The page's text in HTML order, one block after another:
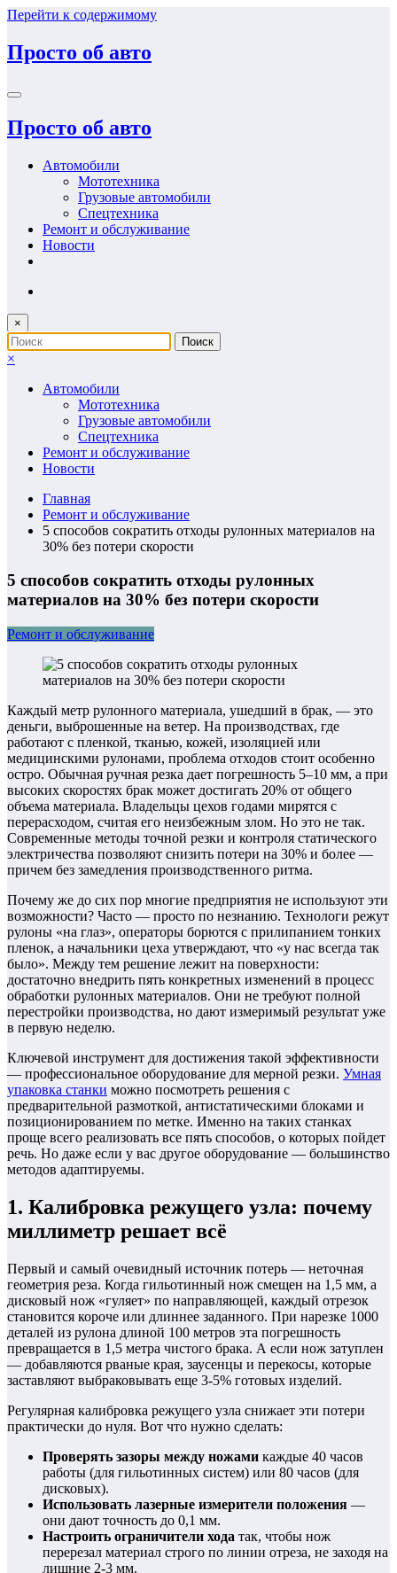
Перейти к содержимому
Просто об авто
Просто об авто
Автомобили
Мототехника
Грузовые автомобили
Спецтехника
Ремонт и обслуживание
Новости
×
×
Автомобили
Мототехника
Грузовые автомобили
Спецтехника
Ремонт и обслуживание
Новости
Главная
Ремонт и обслуживание
5 способов сократить отходы рулонных материалов на
30% без потери скорости
5 способов сократить отходы рулонных
материалов на 30% без потери скорости
Ремонт и обслуживание
Каждый метр рулонного материала, ушедший в брак, — это
деньги, выброшенные на ветер. На производствах, где
работают с пленкой, тканью, кожей, изоляцией или
медицинскими рулонами, проблема отходов стоит особенно
остро. Обычная ручная резка дает погрешность 5–10 мм, а при
высоких скоростях брак может достигать 20% от общего
объема материала. Владельцы цехов годами мирятся с
перерасходом, считая его неизбежным злом. Но это не так.
Современные методы точной резки и контроля статического
электричества позволяют снизить потери на 30% и более —
причем без замедления производственного ритма.
Почему же до сих пор многие предприятия не используют эти
возможности? Часто — просто по незнанию. Технологи режут
рулоны «на глаз», операторы борются с прилипанием тонких
пленок, а начальники цеха утверждают, что «у нас всегда так
было». Между тем решение лежит на поверхности:
достаточно внедрить пять конкретных изменений в процесс
обработки рулонных материалов. Они не требуют полной
перестройки производства, но дают измеримый результат уже
в первую неделю.
Ключевой инструмент для достижения такой эффективности
— профессиональное оборудование для мерной резки. Умная
упаковка станки можно посмотреть решения с
предварительной размоткой, антистатическими блоками и
позиционированием по метке. Именно на таких станках
проще всего реализовать все пять способов, о которых пойдет
речь. Но даже если у вас другое оборудование — большинство
методов адаптируемы.
1. Калибровка режущего узла: почему
миллиметр решает всё
Первый и самый очевидный источник потерь — неточная
геометрия реза. Когда гильотинный нож смещен на 1,5 мм, а
дисковый нож «гуляет» по направляющей, каждый отрезок
становится короче или длиннее заданного. При нарезке 1000
деталей из рулона длиной 100 метров эта погрешность
превращается в 1,5 метра чистого брака. А если нож затуплен
— добавляются рваные края, заусенцы и перекосы, которые
заставляют выбраковывать еще 3-5% готовых изделий.
Регулярная калибровка режущего узла снижает эти потери
практически до нуля. Вот что нужно сделать:
Проверять зазоры между ножами каждые 40 часов
работы (для гильотинных систем) или 80 часов (для
дисковых).
Использовать лазерные измерители положения —
они дают точность до 0,1 мм.
Настроить ограничители хода так, чтобы нож
перерезал материал строго по линии отреза, не заходя на
лишние 2-3 мм.